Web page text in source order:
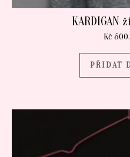
KARDIGAN
Kč
PŘIDAT